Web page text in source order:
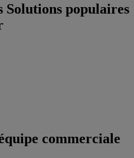
Solutions populaires
commerciale